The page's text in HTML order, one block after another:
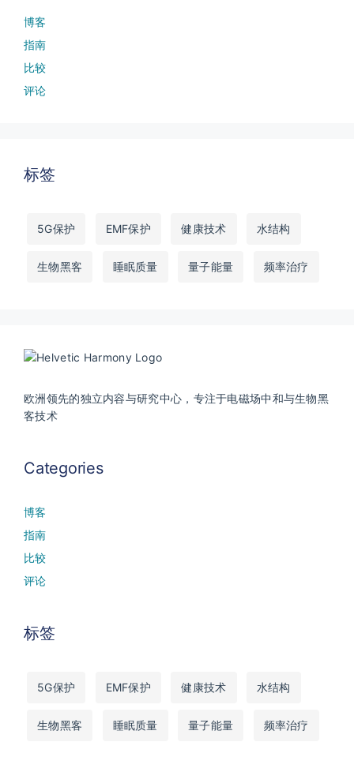
博客
指南
比较
评论
标签
5G保护 EMF保护 健康技术 水结构
生物黑客 睡眠质量 量子能量 频率治疗
欧洲领先的独立内容与研究中心，专注于电磁场中和与生物黑
客技术
Categories
博客
指南
比较
评论
标签
5G保护 EMF保护 健康技术 水结构
生物黑客 睡眠质量 量子能量 频率治疗